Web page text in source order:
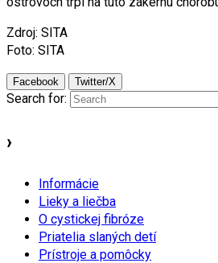
Zdroj: SITA
Foto: SITA
Facebook Twitter/X
Search for:
›
Informácie
Lieky a liečba
O cystickej fibróze
Priatelia slaných detí
Prístroje a pomôcky